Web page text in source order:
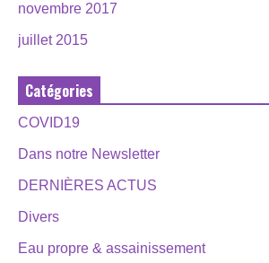
novembre 2017
juillet 2015
Catégories
COVID19
Dans notre Newsletter
DERNIÈRES ACTUS
Divers
Eau propre & assainissement